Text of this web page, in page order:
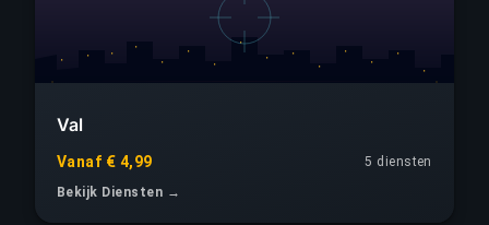
Val
Vanaf € 4,99
5 diensten
Bekijk Diensten →